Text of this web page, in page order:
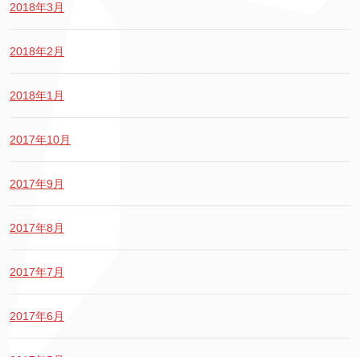
2018年3月
2018年2月
2018年1月
2017年10月
2017年9月
2017年8月
2017年7月
2017年6月